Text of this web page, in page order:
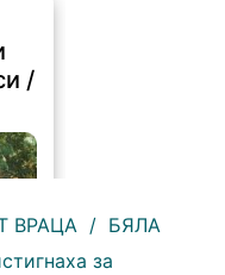
/
ВРАЦА / БЯЛА
за